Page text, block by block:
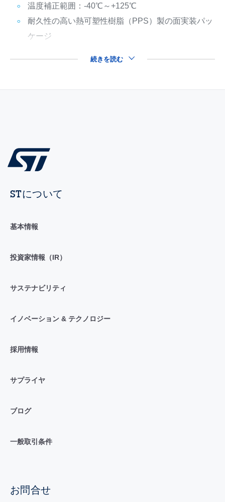
温度補正範囲：-40℃～+125℃
耐久性の高い熱可塑性樹脂（PPS）製の面実装パッ
ケージ
続きを読む
STについて
基本情報
投資家情報（IR）
サステナビリティ
イノベーション & テクノロジー
採用情報
サプライヤ
ブログ
一般取引条件
お問合せ